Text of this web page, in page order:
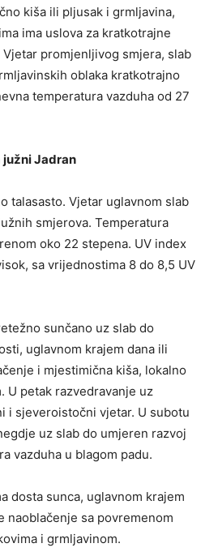
kiša ili pljusak i grmljavina,
ima uslova za kratkotrajne
promjenljivog smjera, slab
oblaka kratkotrajno
temperatura vazduha od 27
južni Jadran
talasasto. Vjetar uglavnom slab
smjerova. Temperatura
oko 22 stepena. UV index
sa vrijednostima 8 do 8,5 UV
sunčano uz slab do
uglavnom krajem dana ili
i mjestimična kiša, lokalno
U petak razvedravanje uz
i sjeveroistočni vjetar. U subotu
uz slab do umjeren razvoj
vazduha u blagom padu.
dosta sunca, uglavnom krajem
naoblačenje sa povremenom
i grmljavinom.